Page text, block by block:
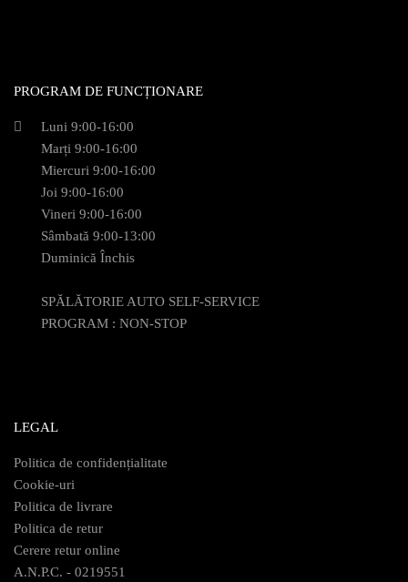
PROGRAM DE FUNCȚIONARE
Luni 9:00-16:00
Marți 9:00-16:00
Miercuri 9:00-16:00
Joi 9:00-16:00
Vineri 9:00-16:00
Sâmbată 9:00-13:00
Duminică Închis
SPĂLĂTORIE AUTO SELF-SERVICE
PROGRAM : NON-STOP
LEGAL
Politica de confidențialitate
Cookie-uri
Politica de livrare
Politica de retur
Cerere retur online
A.N.P.C. - 0219551